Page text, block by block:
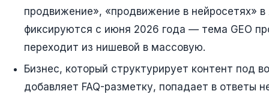
продвижение», «продвижение в нейросетях» в
фиксируются с июня 2026 года — тема GEO
переходит из нишевой в массовую.
Бизнес, который структурирует контент под
добавляет FAQ-разметку, попадает в ответы